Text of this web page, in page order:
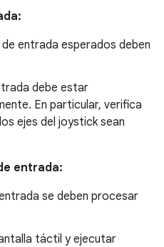
entrada esperados deben
debe estar
En particular, verifica
ejes del joystick sean
entrada:
se deben procesar
táctil y ejecutar